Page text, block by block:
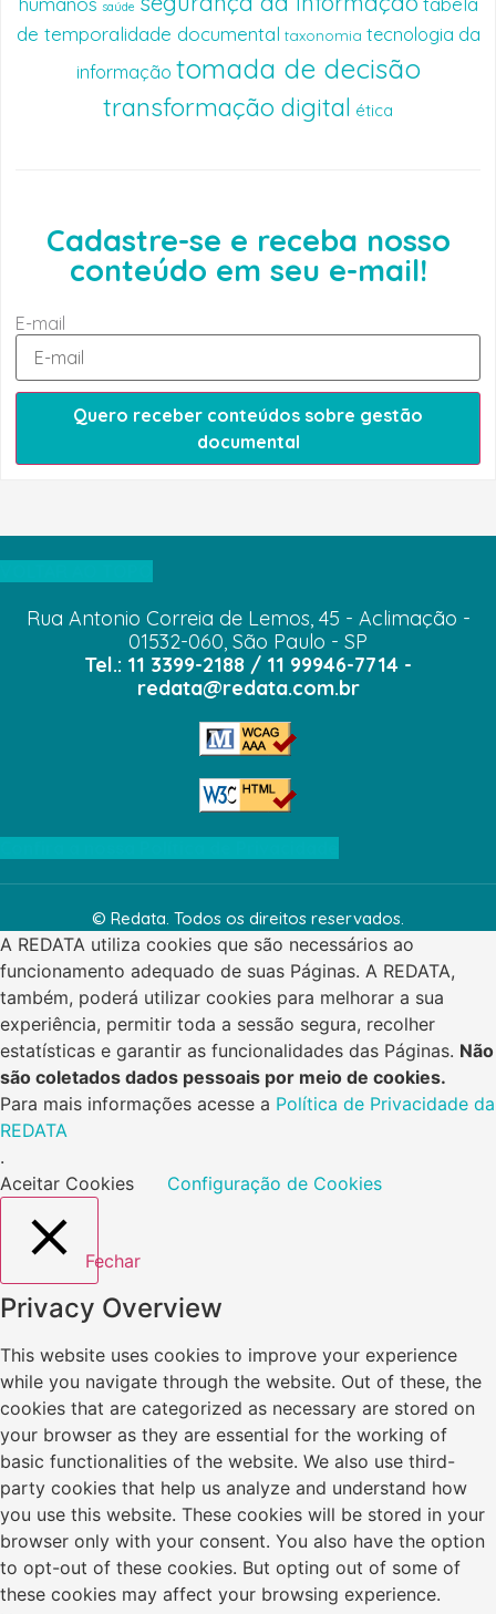
saúde
de temporalidade documental taxonomia tecnologia da
informação tomada de decisão
transformação digital ética
Cadastre-se e receba nosso
conteúdo em seu e-mail!
E-mail
Quero receber conteúdos sobre gestão
documental
Rua Antonio Correia de Lemos, 45 - Aclimação -
01532-060, São Paulo - SP
Tel.: 11 3399-2188 / 11 99946-7714 -
redata@redata.com.br
© Redata. Todos os direitos reservados.
A REDATA utiliza cookies que são necessários ao
funcionamento adequado de suas Páginas. A REDATA,
também, poderá utilizar cookies para melhorar a sua
experiência, permitir toda a sessão segura, recolher
estatísticas e garantir as funcionalidades das Páginas. Não
são coletados dados pessoais por meio de cookies.
Para mais informações acesse a Política de Privacidade da
REDATA
.
Aceitar Cookies
Configuração de Cookies
Fechar
Privacy Overview
This website uses cookies to improve your experience
while you navigate through the website. Out of these, the
cookies that are categorized as necessary are stored on
your browser as they are essential for the working of
basic functionalities of the website. We also use third-
party cookies that help us analyze and understand how
you use this website. These cookies will be stored in your
browser only with your consent. You also have the option
to opt-out of these cookies. But opting out of some of
these cookies may affect your browsing experience.